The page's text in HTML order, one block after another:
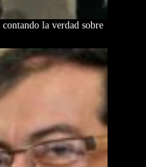
la verdad sobre